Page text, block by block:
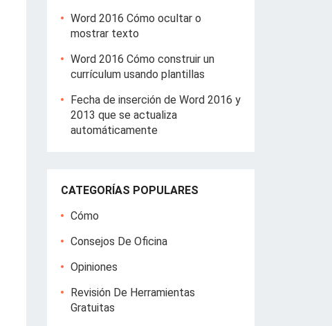
Word 2016 Cómo ocultar o
mostrar texto
Word 2016 Cómo construir un
currículum usando plantillas
Fecha de inserción de Word 2016 y
2013 que se actualiza
automáticamente
CATEGORÍAS POPULARES
Cómo
Consejos De Oficina
Opiniones
Revisión De Herramientas
Gratuitas